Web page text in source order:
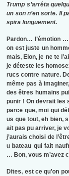
Trump s’arrêta
un son n’en sorte. Il
spira longuement.
Pardon… l’émotion …
on est juste un
mais, Elon, je ne te
je déteste les
rucs contre nature.
même pas à
des êtres humains
punir ! On devrait les
parce que, moi qui
us que tout, eh bien,
ait pas pu arriver, je
j’aurais choisi de
u bateau qui fait
… Bon, vous m’avez
Dites, est ce qu’on